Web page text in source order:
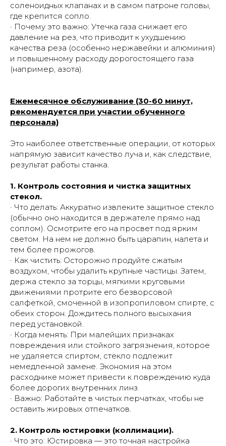
соленоидных клапанах и в самом патроне головы,
где крепится сопло.
· Почему это важно: Утечка газа снижает его
давление на рез, что приводит к ухудшению
качества реза (особенно нержавейки и алюминия)
и повышенному расходу дорогостоящего газа
(например, азота).
Ежемесячное обслуживание (30-60 минут,
рекомендуется при участии обученного
персонала)
Это наиболее ответственные операции, от которых
напрямую зависит качество луча и, как следствие,
результат работы станка.
1. Контроль состояния и чистка защитных
стекол.
· Что делать: Аккуратно извлеките защитное стекло
(обычно оно находится в держателе прямо над
соплом). Осмотрите его на просвет под ярким
светом. На нем не должно быть царапин, налета и
тем более прожогов.
· Как чистить: Осторожно продуйте сжатым
воздухом, чтобы удалить крупные частицы. Затем,
держа стекло за торцы, мягкими круговыми
движениями протрите его безворсовой
салфеткой, смоченной в изопропиловом спирте, с
обеих сторон. Дождитесь полного высыхания
перед установкой.
· Когда менять: При малейших признаках
повреждения или стойкого загрязнения, которое
не удаляется спиртом, стекло подлежит
немедленной замене. Экономия на этом
расходнике может привести к повреждению куда
более дорогих внутренних линз.
· Важно: Работайте в чистых перчатках, чтобы не
оставить жировых отпечатков.
2. Контроль юстировки (коллимации).
· Что это: Юстировка — это точная настройка